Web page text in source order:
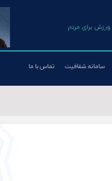
ورزش برای مردم
سامانه شفافیت تماس با ما